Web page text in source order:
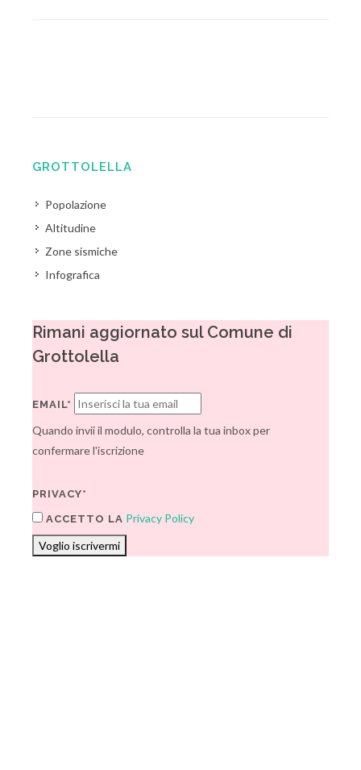
GROTTOLELLA
Popolazione
Altitudine
Zone sismiche
Infografica
Rimani aggiornato sul Comune di
Grottolella
EMAIL*
Quando invii il modulo, controlla la tua inbox per
confermare l'iscrizione
PRIVACY*
ACCETTO LA Privacy Policy
Voglio iscrivermi